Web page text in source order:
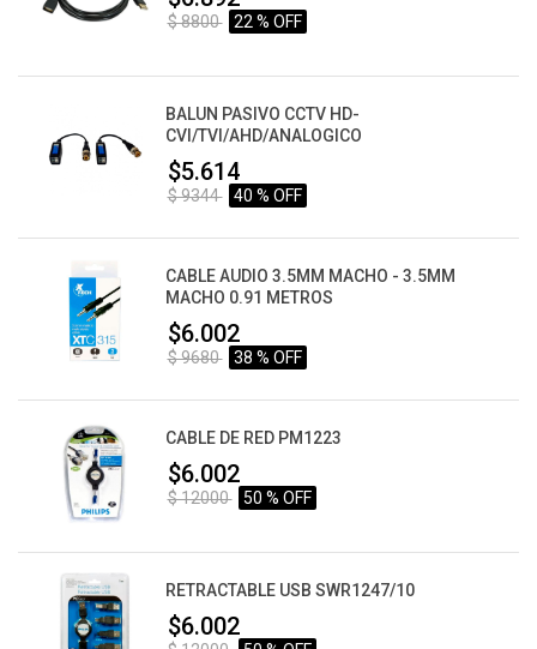
$ 8800 22 % OFF
BALUN PASIVO CCTV HD-
CVI/TVI/AHD/ANALOGICO
$5.614
$ 9344 40 % OFF
CABLE AUDIO 3.5MM MACHO - 3.5MM
MACHO 0.91 METROS
$6.002
$ 9680 38 % OFF
CABLE DE RED PM1223
$6.002
$ 12000 50 % OFF
RETRACTABLE USB SWR1247/10
$6.002